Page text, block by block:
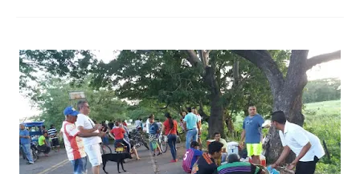
el
pro
gra